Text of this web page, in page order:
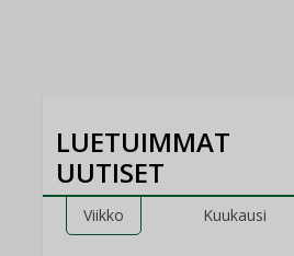
LUETUIMMAT
UUTISET
Viikko Kuukausi